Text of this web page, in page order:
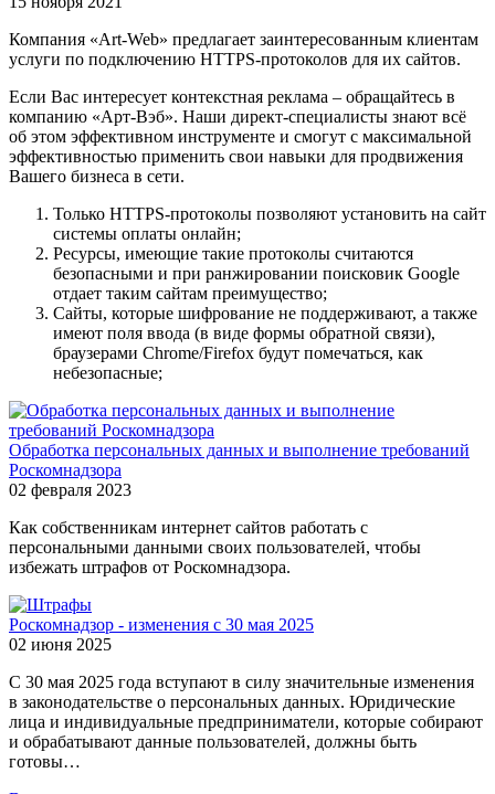
Компания «Art-Web» предлагает заинтересованным клиентам
услуги по подключению HTTPS-протоколов для их сайтов.
Если Вас интересует контекстная реклама – обращайтесь в
компанию «Арт-Вэб». Наши директ-специалисты знают всё
об этом эффективном инструменте и смогут с максимальной
эффективностью применить свои навыки для продвижения
Вашего бизнеса в сети.
Только HTTPS-протоколы позволяют установить на сайт
системы оплаты онлайн;
Ресурсы, имеющие такие протоколы считаются
безопасными и при ранжировании поисковик Google
отдает таким сайтам преимущество;
Сайты, которые шифрование не поддерживают, а также
имеют поля ввода (в виде формы обратной связи),
браузерами Chrome/Firefox будут помечаться, как
небезопасные;
Обработка персональных данных и выполнение требований
Роскомнадзора
02 февраля 2023
Как собственникам интернет сайтов работать с
персональными данными своих пользователей, чтобы
избежать штрафов от Роскомнадзора.
Роскомнадзор - изменения с 30 мая 2025
02 июня 2025
С 30 мая 2025 года вступают в силу значительные изменения
в законодательстве о персональных данных. Юридические
лица и индивидуальные предприниматели, которые собирают
и обрабатывают данные пользователей, должны быть
готовы…